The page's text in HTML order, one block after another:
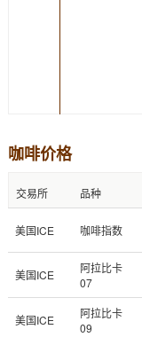
咖啡价格
交易所 品种
美国ICE 咖啡指数
美国ICE
阿拉比卡
07
美国ICE
阿拉比卡
09